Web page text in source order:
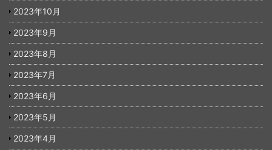
2023年10月
2023年9月
2023年8月
2023年7月
2023年6月
2023年5月
2023年4月